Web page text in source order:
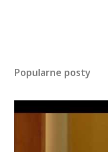
Popularne posty